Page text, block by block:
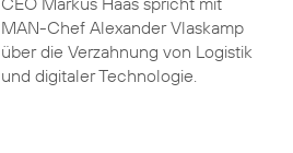
MAN-Chef Alexander Vlaskamp
über die Verzahnung von Logistik
und digitaler Technologie.